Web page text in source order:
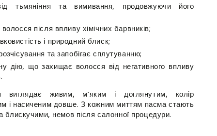
тьмяніння та вимивання, продовжуючи його
після впливу хімічних барвників;
і природний блиск;
та запобігає сплутуванню;
дію, що захищає волосся від негативного впливу
виглядає живим, м’яким і доглянутим, колір
і насиченим довше. З кожним миттям пасма стають
блискучими, немов після салонної процедури.